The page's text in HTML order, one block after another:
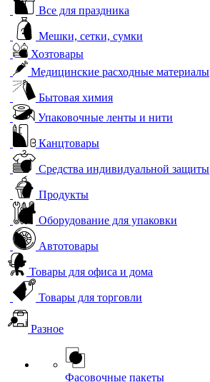
Все для праздника
Мешки, сетки, сумки
Хозтовары
Медицинские расходные материалы
Бытовая химия
Упаковочные ленты и нити
Канцтовары
Средства индивидуальной защиты
Продукты
Оборудование для упаковки
Автотовары
Товары для офиса и дома
Товары для торговли
Разное
Фасовочные пакеты